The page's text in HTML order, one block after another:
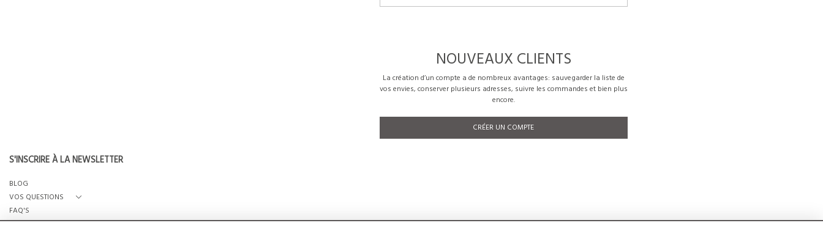
S'INSCRIRE À LA NEWSLETTER
BLOG
VOS QUESTIONS
FAQ'S
QUI SOMMES-NOUS?
NOUVEAUX CLIENTS
La création d’un compte a de nombreux avantages: sauvegarder la liste de
vos envies, conserver plusieurs adresses, suivre les commandes et bien plus
encore.
CRÉER UN COMPTE